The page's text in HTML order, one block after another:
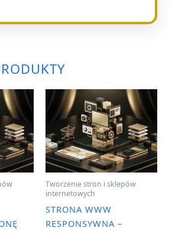
Tworzenie stron i sklepów
internetowych
STRONA WWW
RESPONSYWNA –